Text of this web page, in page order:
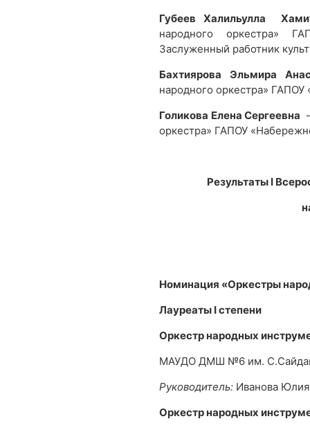
Губеев Халильулла
народного оркестра»
Заслуженный работник
Бахтиярова Эльмира
народного оркестра»
Голикова Елена Сергеевна
оркестра» ГАПОУ
Результаты I
Номинация «Оркестры
Лауреаты Iстепени
Оркестр народных
МАУДО ДМШ №6 им.
Руководитель: Иванова
Оркестр народных